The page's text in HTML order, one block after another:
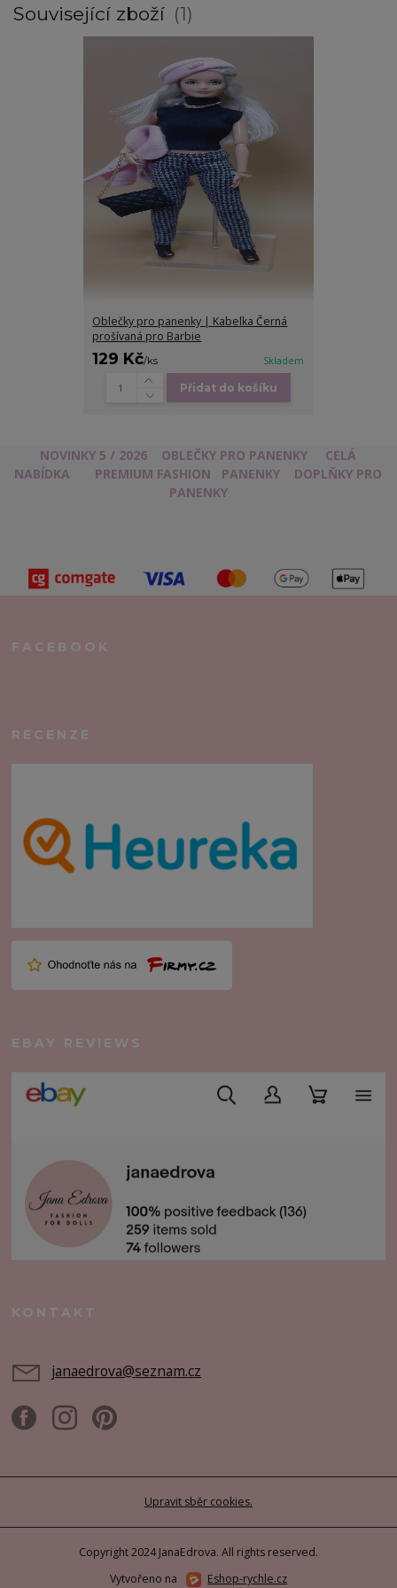
Související zboží 1
Oblečky pro panenky | Kabelka Černá
prošívaná pro Barbie
129 Kč/ks Skladem
Přidat do košíku
NOVINKY 5 / 2026 OBLEČKY PRO PANENKY
CELÁ
NABÍDKA
PREMIUM FASHION PANENKY
DOPLŇKY PRO
PANENKY
FACEBOOK
RECENZE
EBAY REVIEWS
KONTAKT
janaedrova@seznam.cz
Upravit sběr cookies.
Copyright 2024 JanaEdrova. All rights reserved.
Vytvořeno na
Eshop-rychle.cz